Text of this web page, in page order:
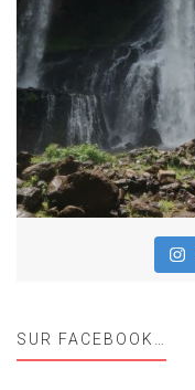
SUR FACEBOOK…